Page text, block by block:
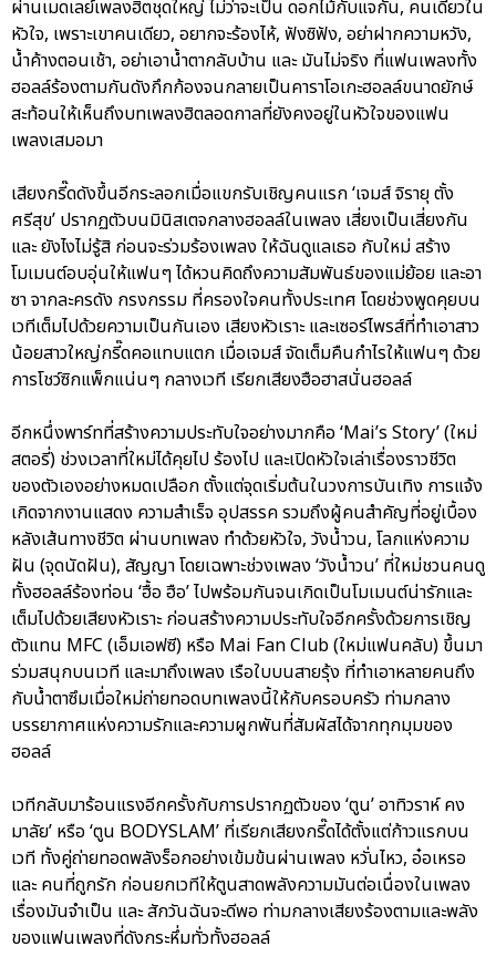
ผ่านเมดเลย์เพลงฮิตชุดใหญ่ ไม่ว่าจะเป็น ดอกไม้กับแจกัน, คนเดียวใน
หัวใจ, เพราะเขาคนเดียว, อยากจะร้องไห้, ฟังซิฟัง, อย่าฝากความหวัง,
น้ำค้างตอนเช้า, อย่าเอาน้ำตากลับบ้าน และ มันไม่จริง ที่แฟนเพลงทั้ง
ฮอลล์ร้องตามกันดังกึกก้องจนกลายเป็นคาราโอเกะฮอลล์ขนาดยักษ์
สะท้อนให้เห็นถึงบทเพลงฮิตลอดกาลที่ยังคงอยู่ในหัวใจของแฟน
เพลงเสมอมา
เสียงกรี๊ดดังขึ้นอีกระลอกเมื่อแขกรับเชิญคนแรก ‘เจมส์ จิรายุ ตั้ง
ศรีสุข’ ปรากฏตัวบนมินิสเตจกลางฮอลล์ในเพลง เสี่ยงเป็นเสี่ยงกัน
และ ยังไงไม่รู้สิ ก่อนจะร่วมร้องเพลง ให้ฉันดูแลเธอ กับใหม่ สร้าง
โมเมนต์อบอุ่นให้แฟนๆ ได้หวนคิดถึงความสัมพันธ์ของแม่ย้อย และอา
ซา จากละครดัง กรงกรรม ที่ครองใจคนทั้งประเทศ โดยช่วงพูดคุยบน
เวทีเต็มไปด้วยความเป็นกันเอง เสียงหัวเราะ และเซอร์ไพรส์ที่ทำเอาสาว
น้อยสาวใหญ่กรี๊ดคอแทบแตก เมื่อเจมส์ จัดเต็มคืนกำไรให้แฟนๆ ด้วย
การโชว์ซิกแพ็กแน่นๆ กลางเวที เรียกเสียงฮือฮาสนั่นฮอลล์
อีกหนึ่งพาร์ทที่สร้างความประทับใจอย่างมากคือ ‘Mai’s Story’ (ใหม่
สตอรี่) ช่วงเวลาที่ใหม่ได้คุยไป ร้องไป และเปิดหัวใจเล่าเรื่องราวชีวิต
ของตัวเองอย่างหมดเปลือก ตั้งแต่จุดเริ่มต้นในวงการบันเทิง การแจ้ง
เกิดจากงานแสดง ความสำเร็จ อุปสรรค รวมถึงผู้คนสำคัญที่อยู่เบื้อง
หลังเส้นทางชีวิต ผ่านบทเพลง ทำด้วยหัวใจ, วังน้ำวน, โลกแห่งความ
ฝัน (จุดนัดฝัน), สัญญา โดยเฉพาะช่วงเพลง ‘วังน้ำวน’ ที่ใหม่ชวนคนดู
ทั้งฮอลล์ร้องท่อน ‘ฮื้อ ฮือ’ ไปพร้อมกันจนเกิดเป็นโมเมนต์น่ารักและ
เต็มไปด้วยเสียงหัวเราะ ก่อนสร้างความประทับใจอีกครั้งด้วยการเชิญ
ตัวแทน MFC (เอ็มเอฟซี) หรือ Mai Fan Club (ใหม่แฟนคลับ) ขึ้นมา
ร่วมสนุกบนเวที และมาถึงเพลง เรือใบบนสายรุ้ง ที่ทำเอาหลายคนถึง
กับน้ำตาซึมเมื่อใหม่ถ่ายทอดบทเพลงนี้ให้กับครอบครัว ท่ามกลาง
บรรยากาศแห่งความรักและความผูกพันที่สัมผัสได้จากทุกมุมของ
ฮอลล์
เวทีกลับมาร้อนแรงอีกครั้งกับการปรากฏตัวของ ‘ตูน’ อาทิวราห์ คง
มาลัย’ หรือ ‘ตูน BODYSLAM’ ที่เรียกเสียงกรี๊ดได้ตั้งแต่ก้าวแรกบน
เวที ทั้งคู่ถ่ายทอดพลังร็อกอย่างเข้มข้นผ่านเพลง หวั่นไหว, อ๋อเหรอ
และ คนที่ถูกรัก ก่อนยกเวทีให้ตูนสาดพลังความมันต่อเนื่องในเพลง
เรื่องมันจำเป็น และ สักวันฉันจะดีพอ ท่ามกลางเสียงร้องตามและพลัง
ของแฟนเพลงที่ดังกระหึ่มทั่วทั้งฮอลล์